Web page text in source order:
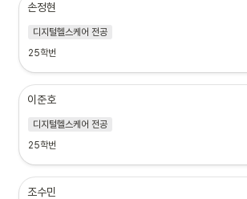
손정현
디지털헬스케어 전공
25학번
이준호
디지털헬스케어 전공
25학번
조수민